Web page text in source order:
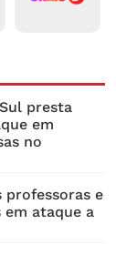
presta
em
no
professoras e
ataque a